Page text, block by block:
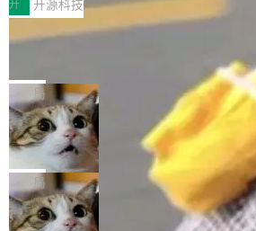
由中关村智联软件服务业质量创新联盟主办
“智构可信·质创未来——AI原生时代的质量
式”为主题，直面AI从实验室走向规模化产
的核心质量命题。会上，《2026智能研发
工具选型手册》发布，Testin云测的Testin
nt智能测试系统入选AI测试领域代表产品。
O而言，这提示了一个转变：AI测试正在从
工具升级为企业的质量基础设施。 CIO面
现实 过去两年，CIO们的焦虑清单上多了
一是如何让大模型和智能体应用安全地从
开 开源科技
让非法状态不可表示：一篇关于 ADT
有一种东西，一旦用过就回不去了。Alex
eev 管它叫"软件设计的基石"。 他说的东
鲜——代数数据类型（ADT），尤其是和
（sum type）。但他说清楚了一件事：这
型系统的学术体操，是日常编码的思维方
章从一个简单的例子切入。一个网站的深
设置，如果用布尔值 + 可空字段来表示
ean 表示是否可切换，nullable 的默认模
局
Cloudflare 开源内部企业 AI 平台 Clou
dflare OS
Cloudflare 发布了一个开源项目
S。如果你只看官方博客，你会觉得这是又
个"AI 知识库 + 聊天机器人"——每个大厂
做，没什么新鲜的。 但 Kenton Varda 在
局
Deno 团队开源 Celld，可自托管的分